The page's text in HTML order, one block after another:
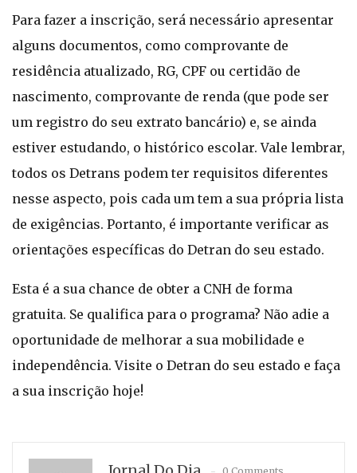
Para fazer a inscrição, será necessário apresentar
alguns documentos, como comprovante de
residência atualizado, RG, CPF ou certidão de
nascimento, comprovante de renda (que pode ser
um registro do seu extrato bancário) e, se ainda
estiver estudando, o histórico escolar. Vale lembrar,
todos os Detrans podem ter requisitos diferentes
nesse aspecto, pois cada um tem a sua própria lista
de exigências. Portanto, é importante verificar as
orientações específicas do Detran do seu estado.
Esta é a sua chance de obter a CNH de forma
gratuita. Se qualifica para o programa? Não adie a
oportunidade de melhorar a sua mobilidade e
independência. Visite o Detran do seu estado e faça
a sua inscrição hoje!